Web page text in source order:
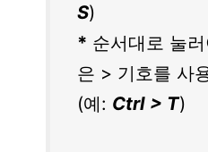
S)
* 순서대로 눌
은 > 기호를 사
(예: Ctrl > T)